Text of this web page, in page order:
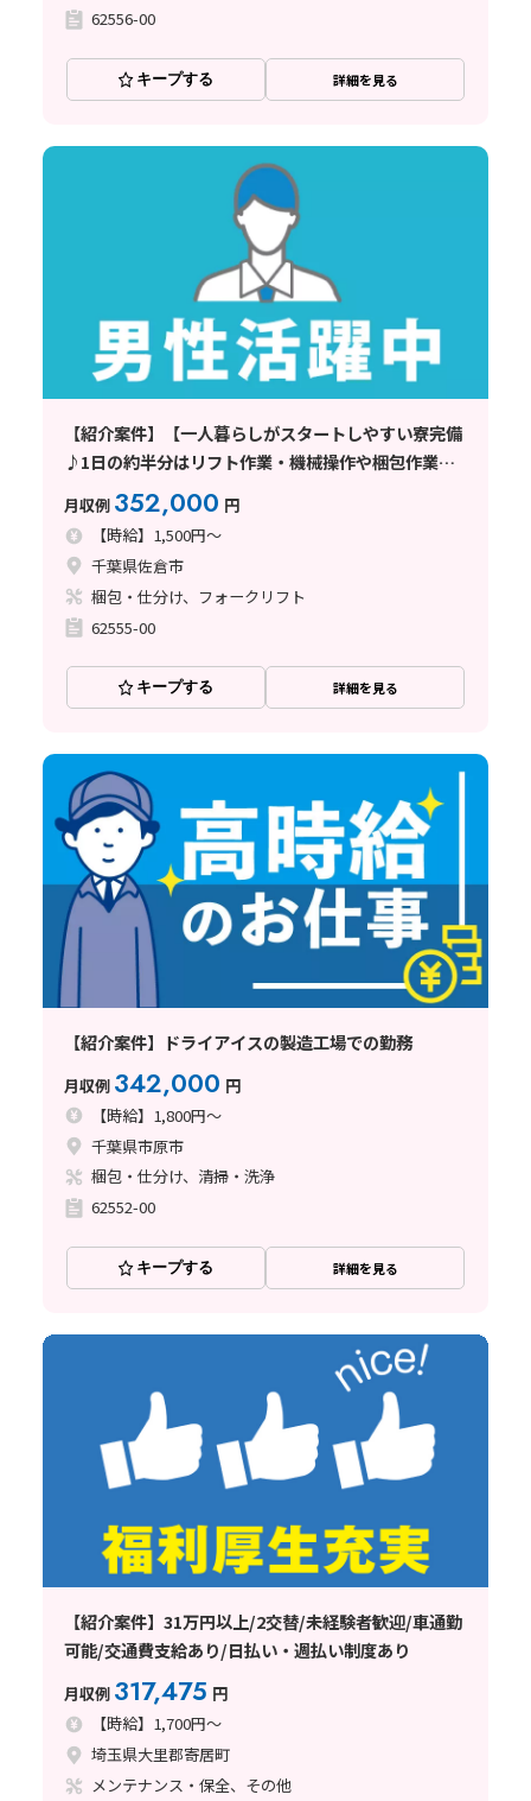
62556-00
キープする 詳細を見る
【紹介案件】【一人暮らしがスタートしやすい寮完備
♪1日の約半分はリフト作業・機械操作や梱包作業も
あり】時給1500円/2交替/千葉県佐倉市/シフト休み
月収例 352,000 円
【時給】1,500円～
千葉県佐倉市
梱包・仕分け、フォークリフト
62555-00
キープする 詳細を見る
【紹介案件】ドライアイスの製造工場での勤務
月収例 342,000 円
【時給】1,800円～
千葉県市原市
梱包・仕分け、清掃・洗浄
62552-00
キープする 詳細を見る
【紹介案件】31万円以上/2交替/未経験者歓迎/車通勤
可能/交通費支給あり/日払い・週払い制度あり
月収例 317,475 円
【時給】1,700円～
埼玉県大里郡寄居町
メンテナンス・保全、その他